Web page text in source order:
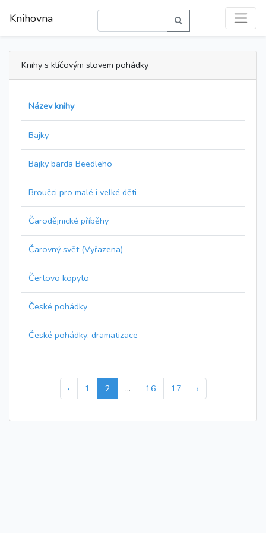
Knihovna
Knihy s klíčovým slovem pohádky
Název knihy
Bajky
Bajky barda Beedleho
Broučci pro malé i velké děti
Čarodějnické příběhy
Čarovný svět (Vyřazena)
Čertovo kopyto
České pohádky
České pohádky: dramatizace
‹ 1 2 ... 16 17 ›